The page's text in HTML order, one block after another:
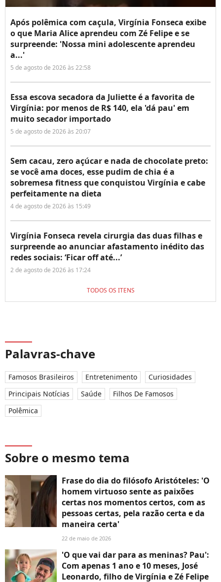
Após polêmica com caçula, Virgínia Fonseca exibe
o que Maria Alice aprendeu com Zé Felipe e se
surpreende: 'Nossa mini adolescente aprendeu
a...'
5 de agosto de 2026 às 22:58
Essa escova secadora da Juliette é a favorita de
Virgínia: por menos de R$ 140, ela 'dá pau' em
muito secador importado
5 de agosto de 2026 às 20:07
Sem cacau, zero açúcar e nada de chocolate preto:
se você ama doces, esse pudim de chia é a
sobremesa fitness que conquistou Virgínia e cabe
perfeitamente na dieta
4 de agosto de 2026 às 15:49
Virgínia Fonseca revela cirurgia das duas filhas e
surpreende ao anunciar afastamento inédito das
redes sociais: ‘Ficar off até...’
2 de agosto de 2026 às 17:24
TODOS OS ITENS
Palavras-chave
Famosos Brasileiros Entretenimento
Curiosidades
Principais Notícias
Saúde
Filhos De Famosos
Polêmica
Sobre o mesmo tema
Frase do dia do filósofo Aristóteles: 'O
homem virtuoso sente as paixões
certas nos momentos certos, com as
pessoas certas, pela razão certa e da
maneira certa'
22 de maio de 2026
'O que vai dar para as meninas? Pau':
Com apenas 1 ano e 10 meses, José
Leonardo, filho de Virgínia e Zé Felipe